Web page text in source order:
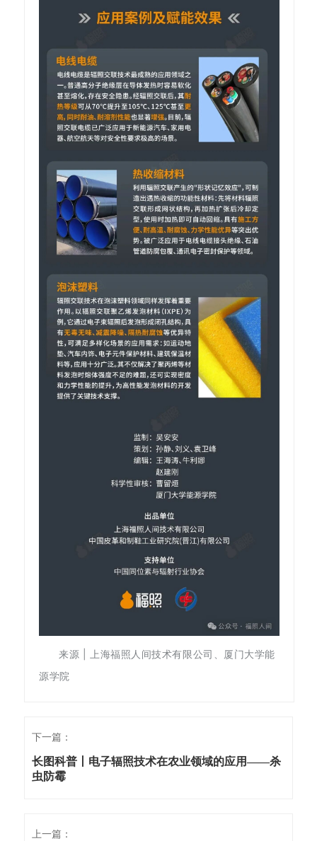
来源 | 上海福照人间技术有限公司、厦门大学能
源学院
下一篇：
长图科普丨电子辐照技术在农业领域的应用——杀
虫防霉
上一篇：